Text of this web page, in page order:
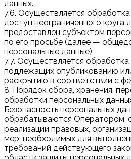
данных.
7.6. Осуществляется
доступ неограниченного круга
предоставлен субъектом
по его просьбе (далее —
персональные данные).
7.7. Осуществляется
подлежащих опубликованию
раскрытию в соответствии с
8. Порядок сбора, хранения,
обработки персональных
Безопасность персональных
обрабатываются Оператором,
реализации правовых,
мер, необходимых для
требований действующего